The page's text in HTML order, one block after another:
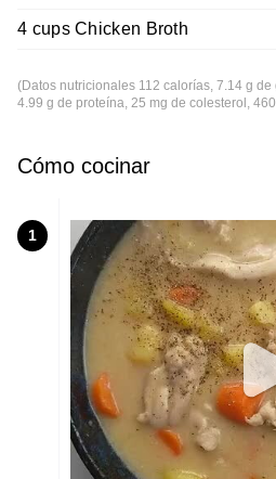
4 cups Chicken Broth
(Datos nutricionales 112 calorías, 7.14 g
4.99 g de proteína, 25 mg de colesterol,
Cómo cocinar
1